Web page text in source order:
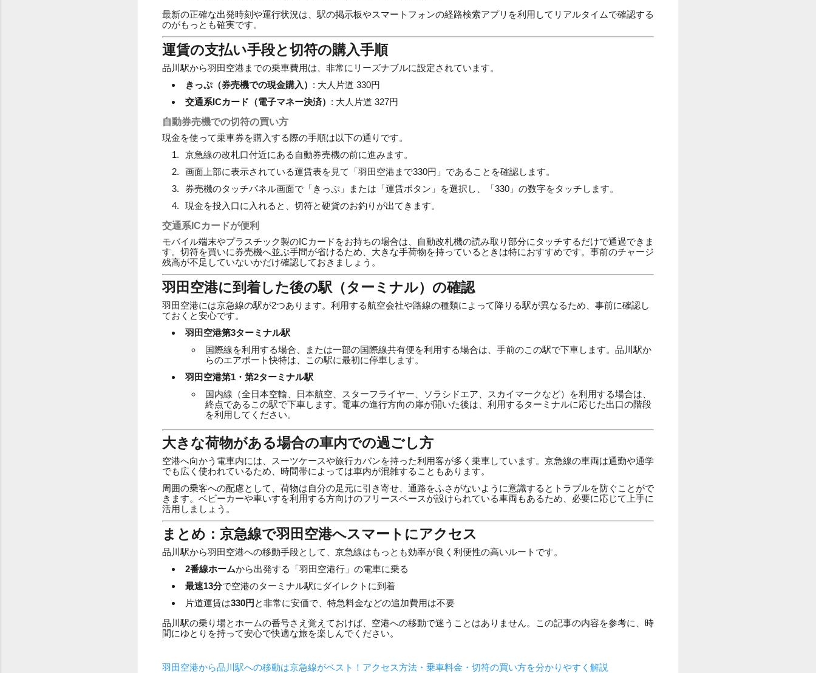
最新の正確な出発時刻や運行状況は、駅の掲示板やスマートフォンの経路検索アプリを利用してリアルタイムで確認する
のがもっとも確実です。
運賃の支払い手段と切符の購入手順
品川駅から羽田空港までの乗車費用は、非常にリーズナブルに設定されています。
きっぷ（券売機での現金購入） : 大人片道 330円
交通系ICカード（電子マネー決済） : 大人片道 327円
自動券売機での切符の買い方
現金を使って乗車券を購入する際の手順は以下の通りです。
京急線の改札口付近にある自動券売機の前に進みます。
画面上部に表示されている運賃表を見て「羽田空港まで330円」であることを確認します。
券売機のタッチパネル画面で「きっぷ」または「運賃ボタン」を選択し、「330」の数字をタッチします。
現金を投入口に入れると、切符と硬貨のお釣りが出てきます。
交通系ICカードが便利
モバイル端末やプラスチック製のICカードをお持ちの場合は、自動改札機の読み取り部分にタッチするだけで通過できま
す。切符を買いに券売機へ並ぶ手間が省けるため、大きな手荷物を持っているときは特におすすめです。事前のチャージ
残高が不足していないかだけ確認しておきましょう。
羽田空港に到着した後の駅（ターミナル）の確認
羽田空港には京急線の駅が2つあります。利用する航空会社や路線の種類によって降りる駅が異なるため、事前に確認し
ておくと安心です。
羽田空港第3ターミナル駅
国際線を利用する場合、または一部の国際線共有便を利用する場合は、手前のこの駅で下車します。品川駅か
らのエアポート快特は、この駅に最初に停車します。
羽田空港第1・第2ターミナル駅
国内線（全日本空輸、日本航空、スターフライヤー、ソラシドエア、スカイマークなど）を利用する場合は、
終点であるこの駅で下車します。電車の進行方向の扉が開いた後は、利用するターミナルに応じた出口の階段
を利用してください。
大きな荷物がある場合の車内での過ごし方
空港へ向かう電車内には、スーツケースや旅行カバンを持った利用客が多く乗車しています。京急線の車両は通勤や通学
でも広く使われているため、時間帯によっては車内が混雑することもあります。
周囲の乗客への配慮として、荷物は自分の足元に引き寄せ、通路をふさがないように意識するとトラブルを防ぐことがで
きます。ベビーカーや車いすを利用する方向けのフリースペースが設けられている車両もあるため、必要に応じて上手に
活用しましょう。
まとめ：京急線で羽田空港へスマートにアクセス
品川駅から羽田空港への移動手段として、京急線はもっとも効率が良く利便性の高いルートです。
2番線ホームから出発する「羽田空港行」の電車に乗る
最速13分で空港のターミナル駅にダイレクトに到着
片道運賃は330円 と非常に安価で、特急料金などの追加費用は不要
品川駅の乗り場とホームの番号さえ覚えておけば、空港への移動で迷うことはありません。この記事の内容を参考に、時
間にゆとりを持って安心で快適な旅を楽しんでください。
羽田空港から品川駅への移動は京急線がベスト！アクセス方法・乗車料金・切符の買い方を分かりやすく解説